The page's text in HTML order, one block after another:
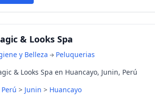
& Looks Spa
y Belleza
Peluquerias
& Looks Spa en Huancayo, Junin, Perú
Perú > Junin > Huancayo